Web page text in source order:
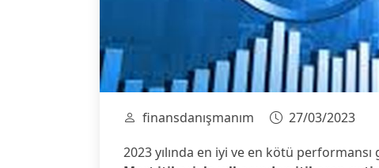
finansdanışmanım
27/03/2023
2023 yılında en iyi ve en kötü performansı